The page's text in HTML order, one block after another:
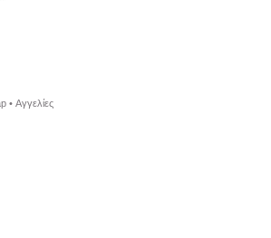
• Αγγελίες